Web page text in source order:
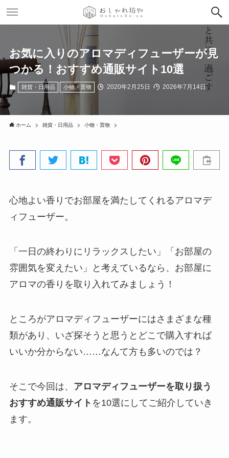
お気に入りのアロマディフューザーが見
つかる！おすすめ通販サイト10選
雑貨・日用品 小物・置物 2020年2月25日 2026年7月14日
ホーム 雑貨・日用品 小物・置物
心地よい香りでお部屋を満たしてくれるアロマデ
ィフューザー。
「一日の終わりにリラックスしたい」「お部屋の
雰囲気を変えたい」と考えているなら、お部屋に
アロマの香りを取り入れてみましょう！
ところがアロマディフューザーにはさまざまな種
類があり、いざ探そうと思うとどこで購入すれば
いいか分からない……なんて方も多いのでは？
そこで今回は、 アロマディフューザーを取り扱う
おすすめ通販サイト を10選にしてご紹介していき
ます。